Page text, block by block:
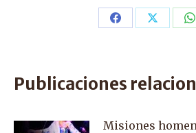
Share Share
Publicaciones
Misiones